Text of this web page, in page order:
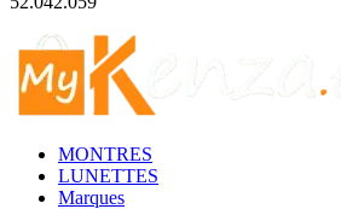
MONTRES
LUNETTES
Marques